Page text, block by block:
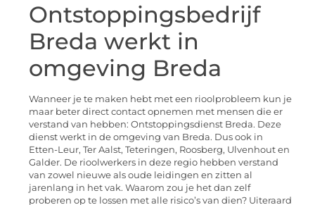
Ontstoppingsbedrijf
Breda werkt in
omgeving Breda
Wanneer je te maken hebt met een rioolprobleem kun je
maar beter direct contact opnemen met mensen die er
verstand van hebben: Ontstoppingsdienst Breda. Deze
dienst werkt in de omgeving van Breda. Dus ook in
Etten-Leur, Ter Aalst, Teteringen, Roosberg, Ulvenhout en
Galder. De rioolwerkers in deze regio hebben verstand
van zowel nieuwe als oude leidingen en zitten al
jarenlang in het vak. Waarom zou je het dan zelf
proberen op te lossen met alle risico’s van dien? Uiteraard